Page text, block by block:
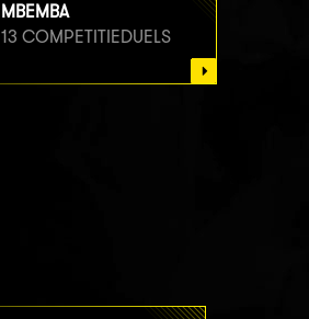
MBEMBA
13 COMPETITIEDUELS